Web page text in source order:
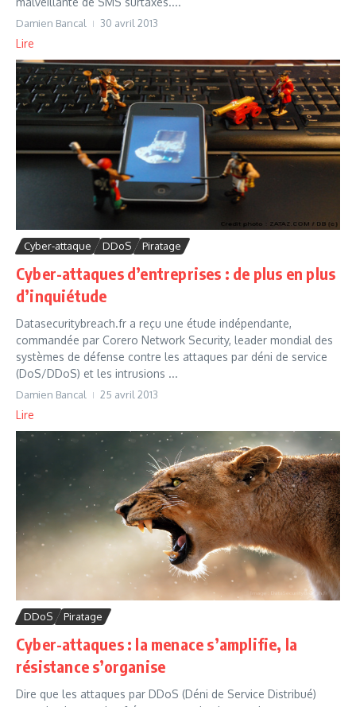
Damien Bancal 30 avril 2013
Lire
Cyber-attaque DDoS Piratage
Cyber-attaques d’entreprises : de plus en plus
d’inquiétude
Datasecuritybreach.fr a reçu une étude indépendante,
commandée par Corero Network Security, leader mondial des
systèmes de défense contre les attaques par déni de service
(DoS/DDoS) et les intrusions ...
Damien Bancal 25 avril 2013
Lire
DDoS Piratage
Cyber-attaques : la menace s’amplifie, la
résistance s’organise
Dire que les attaques par DDoS (Déni de Service Distribué)